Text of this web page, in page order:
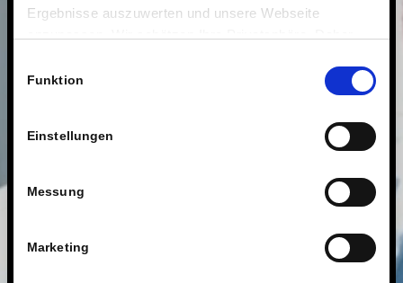
Ergebnisse auszuwerten und unsere Webseite
Technologien.
Funktion
Einstellungen
Messung
Marketing